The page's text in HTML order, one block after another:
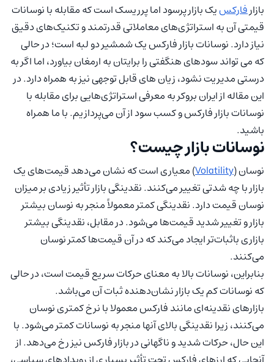
بازارفارکسیک بازار پرسود اما پرریسک است که مقابله با نوسانات
قیمتی آن به استراتژی‌های معاملاتی قدرتمند و تکنیک‌های دقیق
نیاز دارد. نوسانات بازار فارکس یک شمشیر دو لبه است؛ در حالی
که می تواند سودهای هنگفتی را برایتان به ارمغان بیاورد، اما اگر به
درستی مدیریت نشود، زیان های قابل توجهی نیز به همراه دارد. در
این مقاله از ایران بروکر به معرفی استراتژی‌هایی برای مقابله با
نوسانات بازار فارکس و کسب سود از آن‌ می‌پردازیم. با ما همراه
باشید.
نوسانات بازار چیست؟
نوسان (Volatility) معیاری است که نشان می‌دهد قیمت‌های یک
بازار با چه شدتی تغییر می‌کنند. نقدینگی بازار تأثیر زیادی بر میزان
نوسان قیمت‌ دارد. نقدینگی کمتر معمولاً منجر به نوسان بیشتر
بازار و تغییر شدید قیمت‌ها می‌شود. در مقابل، نقدینگی بیشتر
بازاری باثبات‌تر ایجاد می‌کند که در آن قیمت‌ها کمتر نوسان
می‌کنند.
بنابراین، نوسانات بالا به معنای حرکات سریع قیمت است، در حالی
که نوسانات کم یک بازار نشان‌دهنده ثبات آن می‌باشد.
بازارهای نقدینه‌ای مانند فارکس معمولا با نرخ کمتری نوسان
می‌کنند، زیرا نقدینگی بالای آنها منجر به نوسانات کمتر می‌شود. با
این حال، حرکات شدید و ناگهانی در بازار فارکس نیز رخ می‌دهد. از